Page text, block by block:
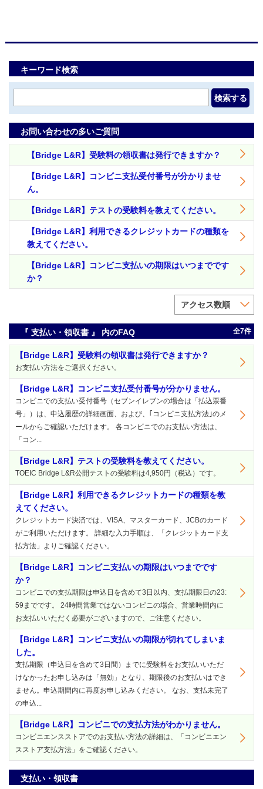
キーワード検索
検索する
お問い合わせの多いご質問
【Bridge L&R】受験料の領収書は発行できますか？
【Bridge L&R】コンビニ支払受付番号が分かりませ
ん。
【Bridge L&R】テストの受験料を教えてください。
【Bridge L&R】利用できるクレジットカードの種類を
教えてください。
【Bridge L&R】コンビニ支払いの期限はいつまでです
か？
アクセス数順
『 支払い・領収書 』 内のFAQ 全7件
【Bridge L&R】受験料の領収書は発行できますか？
お支払い方法をご選択ください。
【Bridge L&R】コンビニ支払受付番号が分かりません。
コンビニでの支払い受付番号（セブンイレブンの場合は「払込票番
号」）は、申込履歴の詳細画面、および、｢コンビニ支払方法｣のメ
ールからご確認いただけます。 各コンビニでのお支払い方法は、
「コン...
【Bridge L&R】テストの受験料を教えてください。
TOEIC Bridge L&R公開テストの受験料は4,950円（税込）です。
【Bridge L&R】利用できるクレジットカードの種類を教
えてください。
クレジットカード決済では、VISA、マスターカード、JCBのカード
がご利用いただけます。 詳細な入力手順は、「クレジットカード支
払方法」よりご確認ください。
【Bridge L&R】コンビニ支払いの期限はいつまでです
か？
コンビニでの支払期限は申込日を含めて3日以内、支払期限日の23:
59までです。 24時間営業ではないコンビニの場合、営業時間内に
お支払いいただく必要がございますので、ご注意ください。
【Bridge L&R】コンビニ支払いの期限が切れてしまいま
した。
支払期限（申込日を含めて3日間）までに受験料をお支払いいただ
けなかったお申し込みは「無効」となり、期限後のお支払いはでき
ません。申込期間内に再度お申し込みください。 なお、支払未完了
の申込...
【Bridge L&R】コンビニでの支払方法がわかりません。
コンビニエンスストアでのお支払い方法の詳細は、「コンビニエン
スストア支払方法」をご確認ください。
支払い・領収書